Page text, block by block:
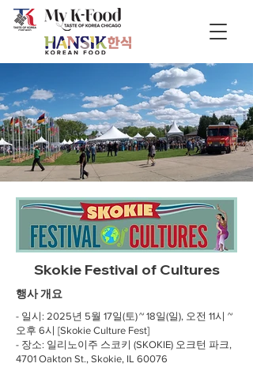
Skokie Festival of Cultures
행사 개요
- 일시: 2025년 5월 17일(토) ~ 18일(일), 오전 11시 ~
오후 6시 [Skokie Culture Fest]
- 장소: 일리노이주 스코키 (SKOKIE) 오크턴 파크,
4701 Oakton St., Skokie, IL 60076